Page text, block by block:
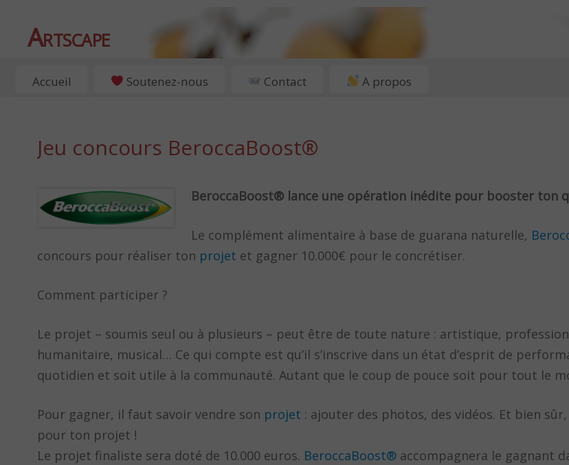
Artscape
EXPOSITIONS, ART ET CULTURE À PARIS
Accueil Soutenez-nous Contact A propos
Jeu concours BeroccaBoost®
BeroccaBoost® lance une opération inédite pour booster ton
Le complément alimentaire à base de guarana naturelle,
concours pour réaliser ton projet et gagner 10.000€ pour le concrétiser.
Comment participer ?
Le projet – soumis seul ou à plusieurs – peut être de toute nature : artistique,
humanitaire, musical… Ce qui compte est qu’il s’inscrive dans un état d’esprit de
quotidien et soit utile à la communauté. Autant que le coup de pouce soit pour tout le
Pour gagner, il faut savoir vendre son projet : ajouter des photos, des vidéos. Et bien
pour ton projet !
Le projet finaliste sera doté de 10.000 euros. BeroccaBoost® accompagnera le gagnant